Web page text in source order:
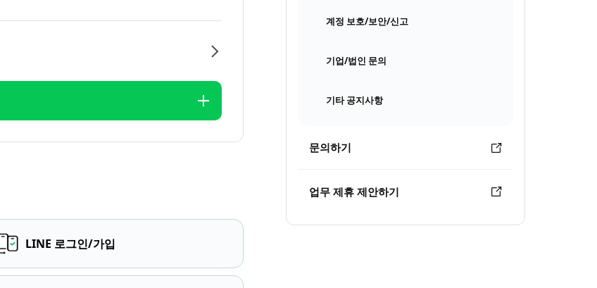
계정 보호/보안/신고
기업/법인 문의
기타 공지사항
문의하기
업무 제휴 제안하기
LINE 로그인/가입